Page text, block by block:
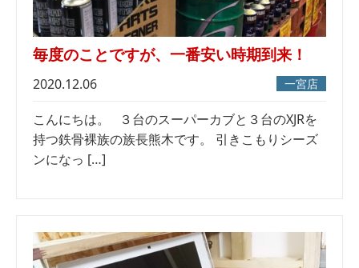
毎度のことですが、一番安い時期到来！
2020.12.06 一宮店
こんにちは。 ３台のスーパーカブと３台のXJRを
持つ鉄骨裸族の族長熊木です。 引きこもりシーズ
ンになっ […]